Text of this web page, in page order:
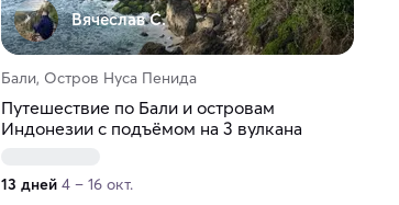
Вячеслав С.
Бали, Остров Нуса Пенида
Путешествие по Бали и островам
Индонезии с подъёмом на 3 вулкана
13 дней 4 – 16 окт.